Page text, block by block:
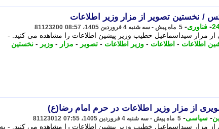
/ نخستین تصویر از مزار وزیر اطلاعات
- فناوری- 5 ماه پیش - سه شنبه 4 فروردین 1405، 08:57 81123200
از مزار سیداسماعیل خطیب وزیر پیشین اطلاعات را مشاهده می کنید. -
اطلاعات - اطلاعات - وزیر اطلاعات - تصویر - مزار - وزیر - نخستین
از مزار وزیر اطلاعات در حرم امام رضا(ع)
- سیاسی- 5 ماه پیش - سه شنبه 4 فروردین 1405، 07:55 81123012
از مزار سیداسماعیل خطیب وزیر پیشین اطلاعات را مشاهده می کنید. -